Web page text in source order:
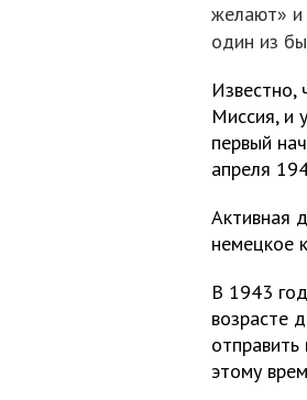
желают» и
один из
Известно,
Миссия, и
первый
апреля
Активная
немецкое
В 1943
возрасте
этому